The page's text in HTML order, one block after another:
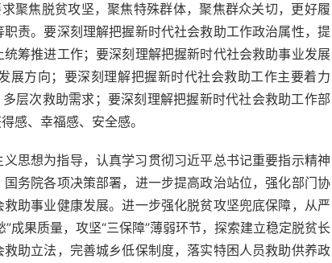
聚焦脱贫攻坚，聚焦特殊群体，聚焦群众关切，更好履
责。要深刻理解把握新时代社会救助工作政治属性，提
筹推进工作；要深刻理解把握新时代社会救助事业发展
展方向；要深刻理解把握新时代社会救助工作主要着力
层次救助需求；要深刻理解把握新时代社会救助工作部
感、幸福感、安全感。
思想为指导，认真学习贯彻习近平总书记重要指示精神
务院各项决策部署，进一步提高政治站位，强化部门协
助事业健康发展。进一步强化脱贫攻坚兜底保障，从严
成果质量，攻坚“三保障”薄弱环节，探索建立稳定脱贫长
助立法，完善城乡低保制度，落实特困人员救助供养政